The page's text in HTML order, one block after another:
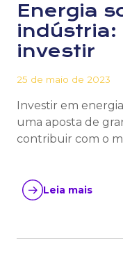
Energia
indústria:
investir
25 de maio de 2023
Investir em
uma aposta de
contribuir com o
Leia mais